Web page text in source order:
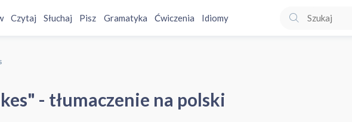
Czytaj Słuchaj Pisz Gramatyka Ćwiczenia Idiomy
- tłumaczenie na polski